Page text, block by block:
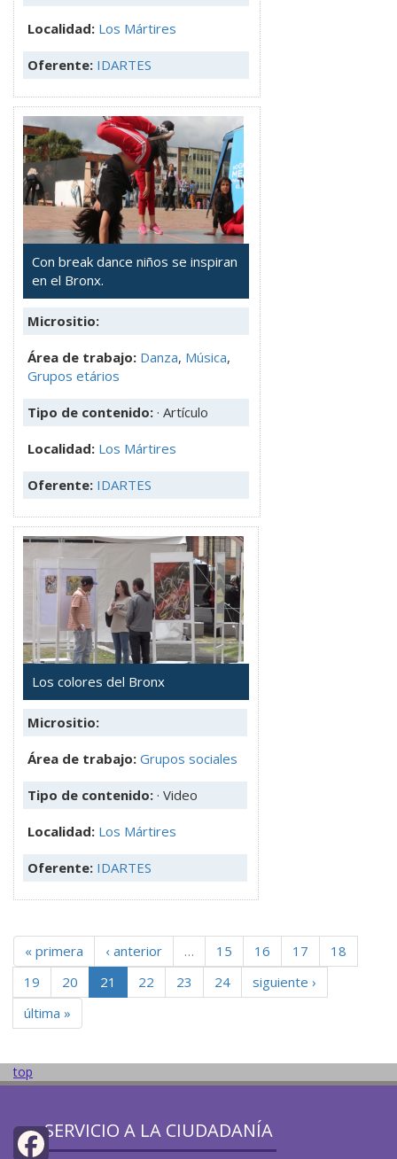
Localidad: Los Mártires
Oferente: IDARTES
Con break dance niños se inspiran
en el Bronx.
Micrositio:
Área de trabajo: Danza, Música,
Grupos etários
Tipo de contenido: · Artículo
Localidad: Los Mártires
Oferente: IDARTES
Los colores del Bronx
Micrositio:
Área de trabajo: Grupos sociales
Tipo de contenido: · Video
Localidad: Los Mártires
Oferente: IDARTES
« primera ‹ anterior … 15 16 17
18
19
20 21 22 23 24
siguiente ›
última »
top
SERVICIO A LA CIUDADANÍA